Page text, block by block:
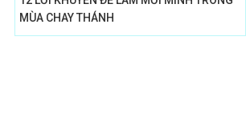
MÙA CHAY THÁNH